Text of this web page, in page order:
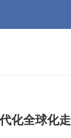
全球化走